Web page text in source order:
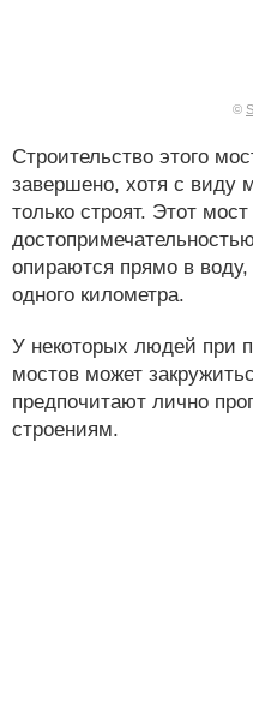
©
Строительство этого
завершено, хотя с виду
только строят. Этот мост
опираются прямо в
одного километра.
У некоторых людей при
мостов может
предпочитают лично
строениям.